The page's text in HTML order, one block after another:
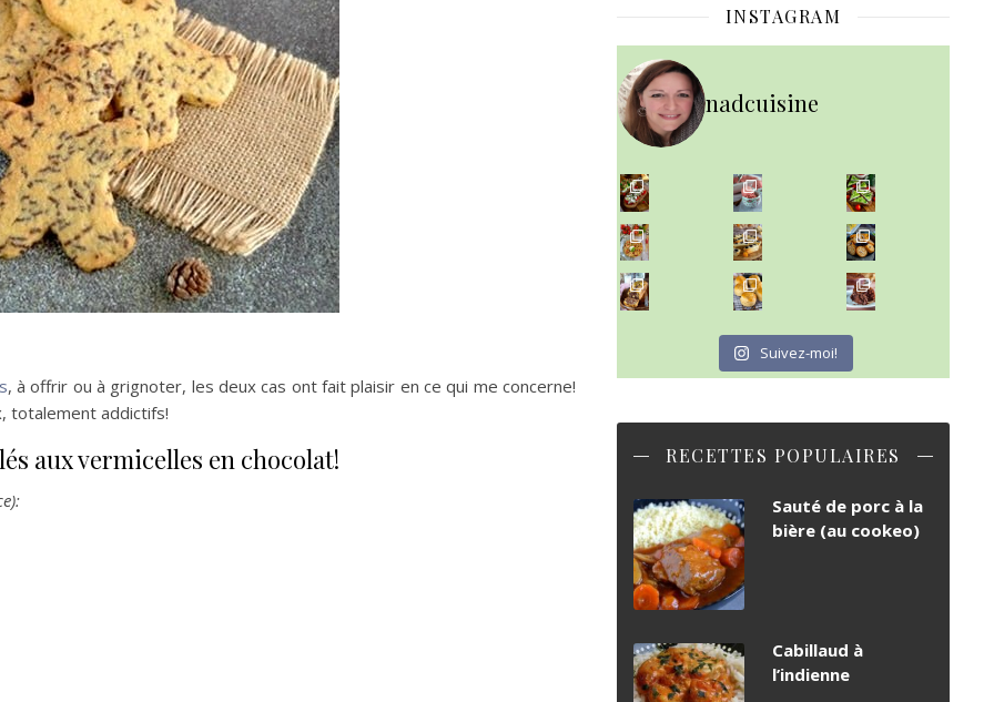
, à offrir ou à grignoter, les deux cas ont fait plaisir en ce qui me concerne!
totalement addictifs!
aux vermicelles en chocolat!
INSTAGRAM
nadcuisine
~ NICE CREAM À LA FRAISE ~
Presque un mois que
~ SALADE DE PÂTES AUX DEUX TOMATES THON ET BURRA
~ FINANCIERS MYRTILLES ET CITRON ~
Aujourd'hu
~ BUNS MAISON ~
Un peu de boulange par ici au
~ GÂTEAU FONDANT CHOCO NOISETTE ~
C'est lundi
Suivez-moi!
RECETTES POPULAIRES
Sauté de porc à la
bière (au cookeo)
Cabillaud à
l’indienne